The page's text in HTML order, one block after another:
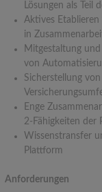
Lösungen als Teil
Aktives
in
Mitgestaltung
von
Sicherstellung
Enge
2-Fähigkeiten der
Wissenstransfer
Plattform
Anforderungen